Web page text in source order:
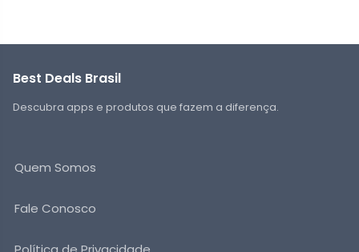
Best Deals Brasil
Descubra apps e produtos que fazem a diferença.
Quem Somos
Fale Conosco